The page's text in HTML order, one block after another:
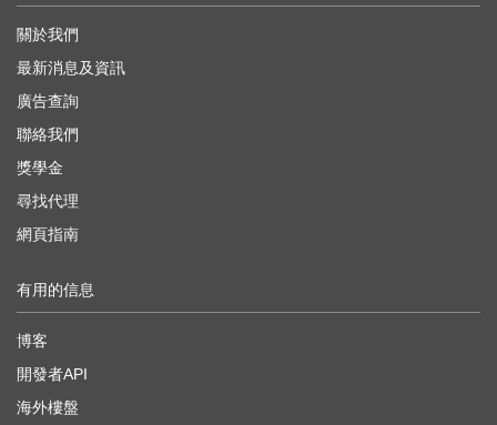
關於我們
最新消息及資訊
廣告查詢
聯絡我們
獎學金
尋找代理
網頁指南
有用的信息
博客
開發者API
海外樓盤